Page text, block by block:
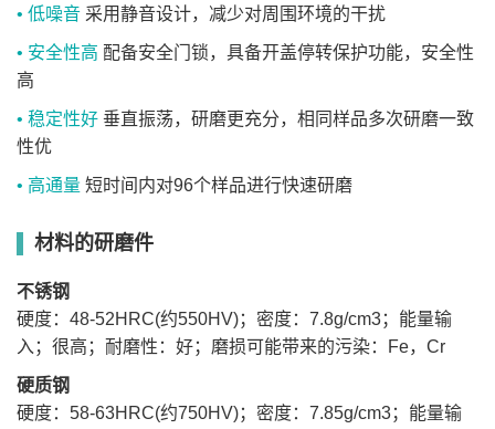
• 低噪音 采用静音设计，减少对周围环境的干扰
• 安全性高 配备安全门锁，具备开盖停转保护功能，安全性
高
• 稳定性好 垂直振荡，研磨更充分，相同样品多次研磨一致
性优
• 高通量 短时间内对96个样品进行快速研磨
材料的研磨件
不锈钢
硬度：48-52HRC(约550HV)； 密度：7.8g/cm3；能量输
入；很高；耐磨性：好；磨损可能带来的污染：Fe，Cr
硬质钢
硬度：58-63HRC(约750HV)； 密度：7.85g/cm3；能量输